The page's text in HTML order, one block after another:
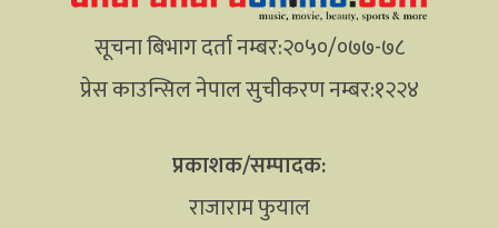
सूचना बिभाग दर्ता नम्बर:२०५०/०७७-७८
प्रेस काउन्सिल नेपाल सुचीकरण नम्बर:१२२४
प्रकाशक/सम्पादक:
राजाराम फुयाल